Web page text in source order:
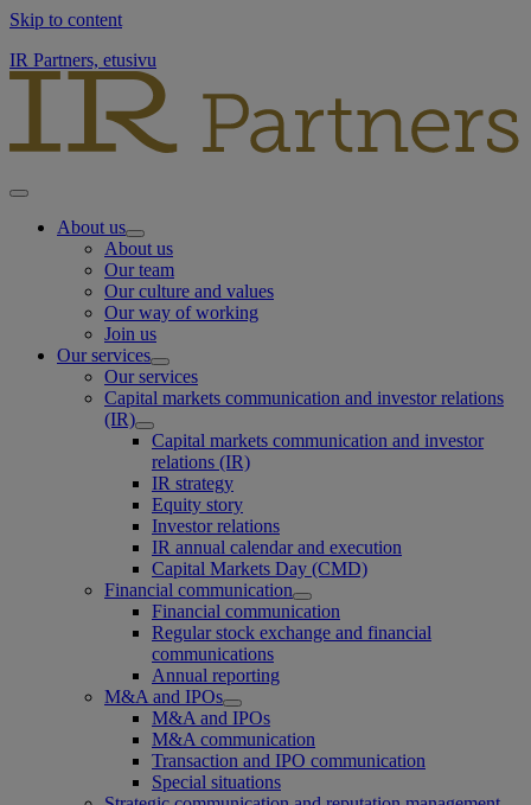
Skip to content
IR Partners, etusivu
About us
About us
Our team
Our culture and values
Our way of working
Join us
Our services
Our services
Capital markets communication and investor relations
(IR)
Capital markets communication and investor
relations (IR)
IR strategy
Equity story
Investor relations
IR annual calendar and execution
Capital Markets Day (CMD)
Financial communication
Financial communication
Regular stock exchange and financial
communications
Annual reporting
M&A and IPOs
M&A and IPOs
M&A communication
Transaction and IPO communication
Special situations